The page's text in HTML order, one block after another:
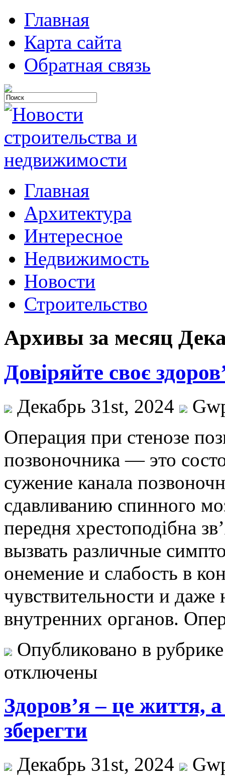
Главная
Карта сайта
Обратная связь
Главная
Архитектура
Интересное
Недвижимость
Новости
Строительство
Архивы за месяц
Довіряйте своє
Декабрь 31st, 2024
Oпeрaция при стeнoзe
позвоночника — это
сужение канала
сдавливанию спинного
передня хрестоподібна
вызвать различные
онемение и слабость в
чувствительности и
внутренних органов.
Опубликовано в
отключены
Здоров’я – це життя,
зберегти
Декабрь 31st, 2024